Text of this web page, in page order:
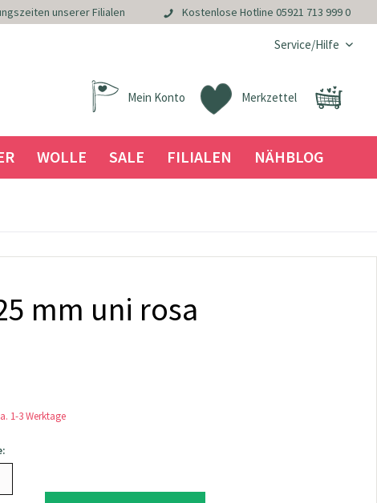
unserer Filialen Kostenlose Hotline 05921 713 999 0
Service/Hilfe
Merkzettel
Mein Konto
WOLLE SALE FILIALEN NÄHBLOG
mm uni rosa
1-3 Werktage